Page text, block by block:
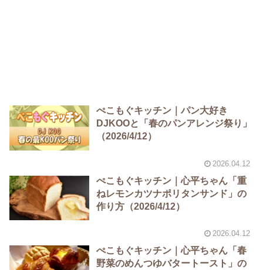
ぺこもぐキッチン｜パン大好き
DJKOOと「春のパンアレンジ祭り」
（2026/4/12）
2026.04.12
ぺこもぐキッチン｜心平ちゃん「重
ねレモンカツナポリタンサンド」の
作り方（2026/4/12）
2026.04.12
ぺこもぐキッチン｜心平ちゃん「春
野菜のめんつゆバタートースト」の